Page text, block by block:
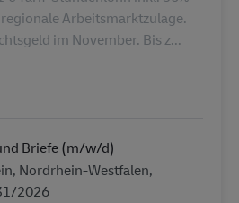
Arbeitsmarktzulage.
im November. Bis z...
Briefe (m/w/d)
Nordrhein-Westfalen,
2026